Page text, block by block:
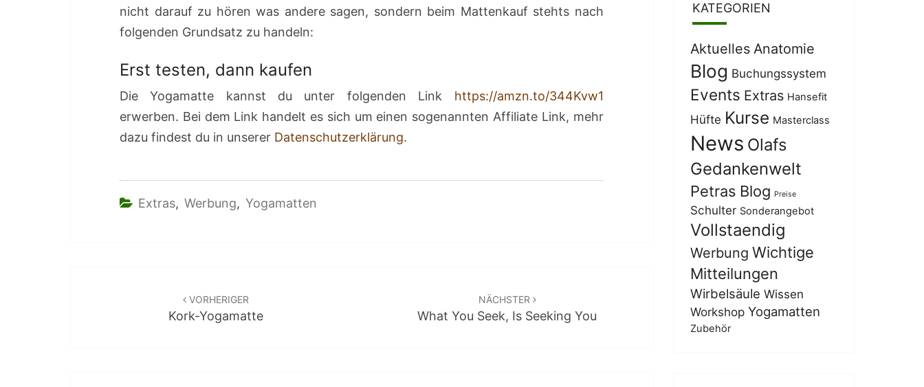
nicht darauf zu hören was andere sagen, sondern beim Mattenkauf stehts nach
folgenden Grundsatz zu handeln:
Erst testen, dann kaufen
Die Yogamatte kannst du unter folgenden Link https://amzn.to/344Kvw1
erwerben. Bei dem Link handelt es sich um einen sogenannten Affiliate Link, mehr
dazu findest du in unserer Datenschutzerklärung.
Extras, Werbung, Yogamatten
VORHERIGER
Kork-Yogamatte
NÄCHSTER
What You Seek, Is Seeking You
KATEGORIEN
Aktuelles Anatomie
Blog Buchungssystem
Events Extras Hansefit
Hüfte Kurse Masterclass
News Olafs
Gedankenwelt
Petras Blog Preise
Schulter Sonderangebot
Vollstaendig
Werbung Wichtige
Mitteilungen
Wirbelsäule Wissen
Workshop Yogamatten
Zubehör